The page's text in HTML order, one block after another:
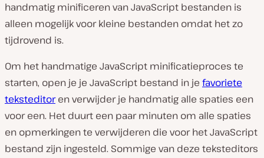
handmatig minificeren van JavaScript bestanden is
alleen mogelijk voor kleine bestanden omdat het zo
tijdrovend is.
Om het handmatige JavaScript minificatieproces te
starten, open je je JavaScript bestand in je favoriete
teksteditoren verwijder je handmatig alle spaties een
voor een. Het duurt een paar minuten om alle spaties
en opmerkingen te verwijderen die voor het JavaScript
bestand zijn ingesteld. Sommige van deze teksteditors